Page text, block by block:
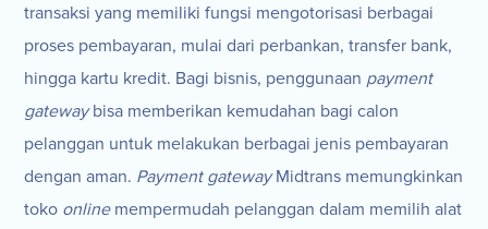
transaksi yang memiliki fungsi mengotorisasi berbagai
proses pembayaran, mulai dari perbankan, transfer bank,
hingga kartu kredit. Bagi bisnis, penggunaan payment
gatewaybisa memberikan kemudahan bagi calon
pelanggan untuk melakukan berbagai jenis pembayaran
dengan aman. Payment gatewayMidtrans memungkinkan
toko onlinemempermudah pelanggan dalam memilih alat